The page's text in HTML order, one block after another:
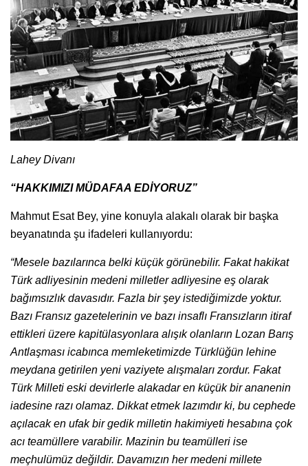
Lahey Divanı
“HAKKIMIZI MÜDAFAA EDİYORUZ”
Mahmut Esat Bey, yine konuyla alakalı olarak bir başka
beyanatında şu ifadeleri kullanıyordu:
“Mesele bazılarınca belki küçük görünebilir. Fakat hakikat
Türk adliyesinin medeni milletler adliyesine eş olarak
bağımsızlık davasıdır. Fazla bir şey istediğimizde yoktur.
Bazı Fransız gazetelerinin ve bazı insaflı Fransızların itiraf
ettikleri üzere kapitülasyonlara alışık olanların Lozan Barış
Antlaşması icabınca memleketimizde Türklüğün lehine
meydana getirilen yeni vaziyete alışmaları zordur. Fakat
Türk Milleti eski devirlerle alakadar en küçük bir ananenin
iadesine razı olamaz. Dikkat etmek lazımdır ki, bu cephede
açılacak en ufak bir gedik milletin hakimiyeti hesabına çok
acı teamüllere varabilir. Mazinin bu teamülleri ise
meçhulümüz değildir. Davamızın her medeni millete